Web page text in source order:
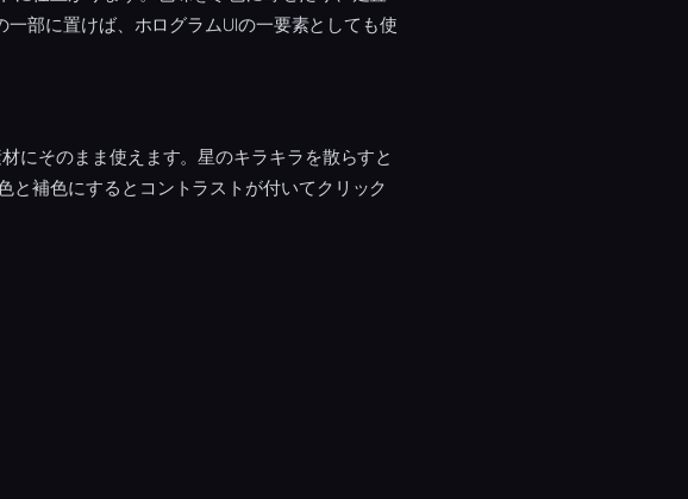
部に置けば、ホログラムUIの一要素としても使
にそのまま使えます。星のキラキラを散らすと
と補色にするとコントラストが付いてクリック